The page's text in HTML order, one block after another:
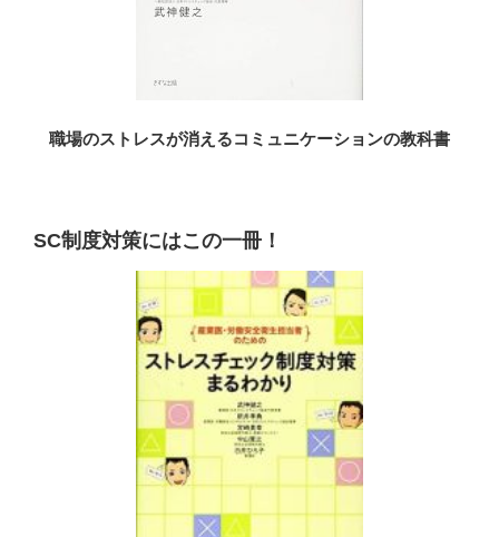
職場のストレスが消えるコミュニケーションの教科書
SC制度対策にはこの一冊！